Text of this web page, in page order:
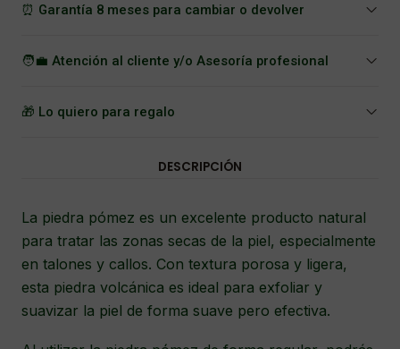
⏰ Garantía 8 meses para cambiar o devolver
🧑‍💼 Atención al cliente y/o Asesoría profesional
🎁 Lo quiero para regalo
DESCRIPCIÓN
La piedra pómez es un excelente producto natural
para tratar las zonas secas de la piel, especialmente
en talones y callos. Con textura porosa y ligera,
esta piedra volcánica es ideal para exfoliar y
suavizar la piel de forma suave pero efectiva.